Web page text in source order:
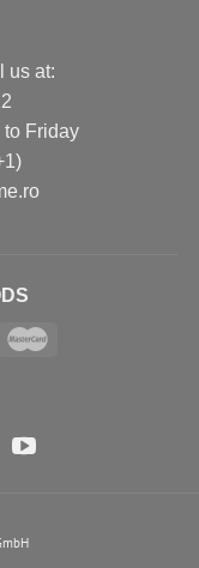
us at:
to Friday